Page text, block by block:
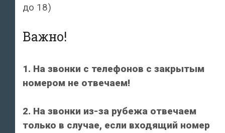
до 18)
Важно!
1. На звонки с телефонов с закрытым
номером не отвечаем!
2. На звонки из-за рубежа отвечаем
только в случае, если входящий номер